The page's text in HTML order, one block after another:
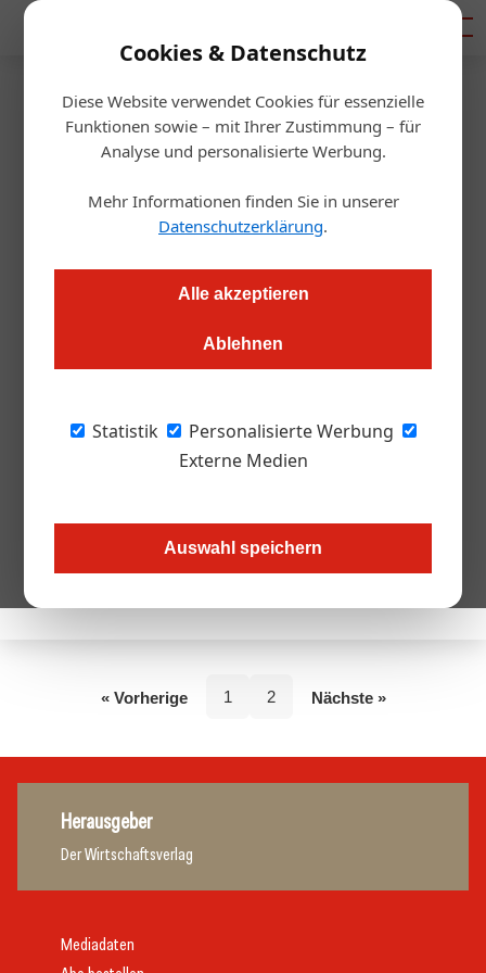
Cookies & Datenschutz
Diese Website verwendet Cookies für essenzielle
Funktionen sowie – mit Ihrer Zustimmung – für
Analyse und personalisierte Werbung.
Mehr Informationen finden Sie in unserer
Datenschutzerklärung.
Alle akzeptieren
Ablehnen
Statistik
Personalisierte Werbung
Externe Medien
Auswahl speichern
Artikel von Michael
Parzelall
Michael Parzelall
Keine Beiträge von diesem Autor.
« Vorherige 1 2 Nächste »
Herausgeber
Der Wirtschaftsverlag
Mediadaten